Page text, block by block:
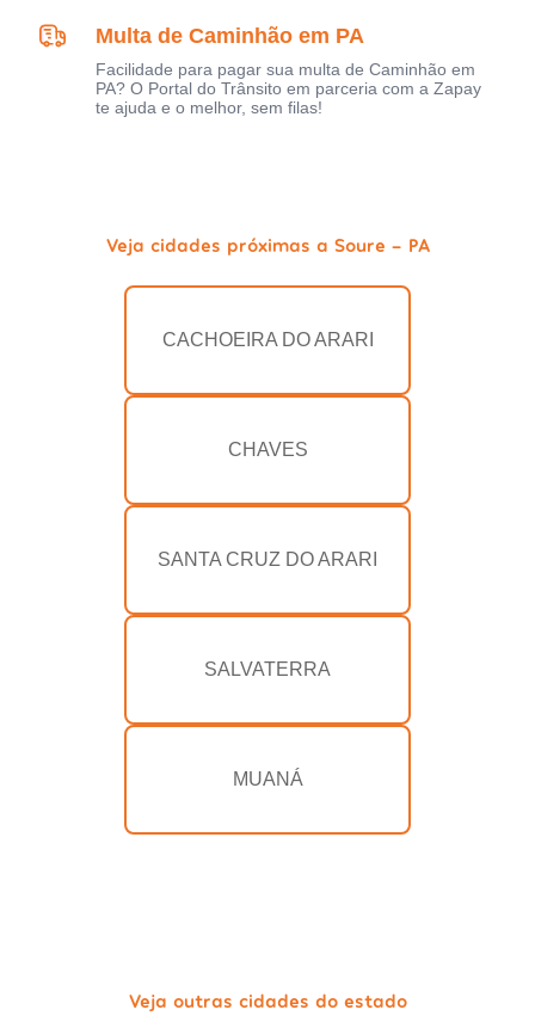
Multa de Caminhão em PA
Facilidade para pagar sua multa de Caminhão em
PA? O Portal do Trânsito em parceria com a Zapay
te ajuda e o melhor, sem filas!
Veja cidades próximas a Soure - PA
CACHOEIRA DO ARARI
CHAVES
SANTA CRUZ DO ARARI
SALVATERRA
MUANÁ
Veja outras cidades do estado